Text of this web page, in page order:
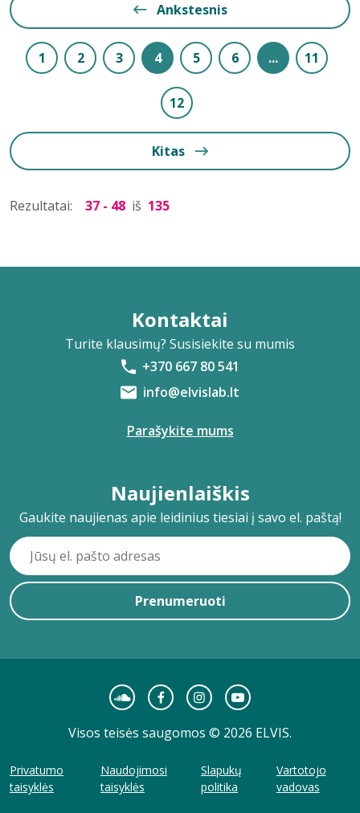
Ankstesnis
1 2 3 4 5 6 ... 11
12
Kitas
Rezultatai: 37 - 48 iš 135
Kontaktai
Turite klausimų? Susisiekite su mumis
+370 667 80 541
info@elvislab.lt
Parašykite mums
Naujienlaiškis
Gaukite naujienas apie leidinius tiesiai į savo el. paštą!
Prenumeruoti
Visos teisės saugomos © 2026 ELVIS.
Privatumo
taisyklės
Naudojimosi
taisyklės
Slapukų
politika
Vartotojo
vadovas